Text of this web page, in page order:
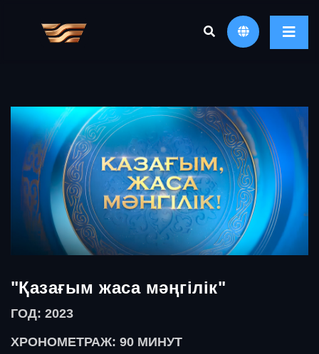
"Қазағым жаса мәңгілік"
ГОД: 2023
ХРОНОМЕТРАЖ: 90 МИНУТ